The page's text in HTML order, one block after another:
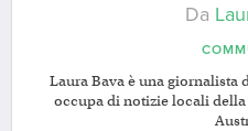
Da
Laura Bava è una giornalista
occupa di notizie locali